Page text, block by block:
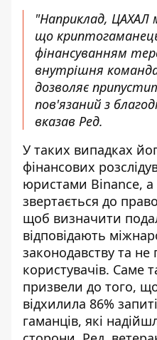
"Наприклад,
що
фінансуванням
внутрішня
дозволяє
пов'язаний з
вказав Ред.
У таких випадках
фінансових
юристами Binance, а
звертається до
щоб визначити
відповідають
законодавству та
користувачів. Саме
призвели до того,
відхилила 86%
гаманців, які